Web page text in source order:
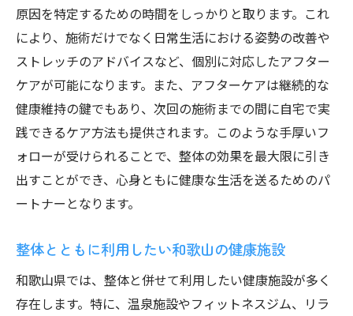
原因を特定するための時間をしっかりと取ります。これ
により、施術だけでなく日常生活における姿勢の改善や
ストレッチのアドバイスなど、個別に対応したアフター
ケアが可能になります。また、アフターケアは継続的な
健康維持の鍵でもあり、次回の施術までの間に自宅で実
践できるケア方法も提供されます。このような手厚いフ
ォローが受けられることで、整体の効果を最大限に引き
出すことができ、心身ともに健康な生活を送るためのパ
ートナーとなります。
整体とともに利用したい和歌山の健康施設
和歌山県では、整体と併せて利用したい健康施設が多く
存在します。特に、温泉施設やフィットネスジム、リラ